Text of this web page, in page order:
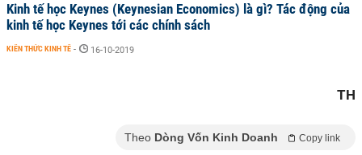
Kinh tế học Keynes (Keynesian Economics) là gì? Tác động của
kinh tế học Keynes tới các chính sách
KIẾN THỨC KINH TẾ - 16-10-2019
TH
Theo Dòng Vốn Kinh Doanh Copy link